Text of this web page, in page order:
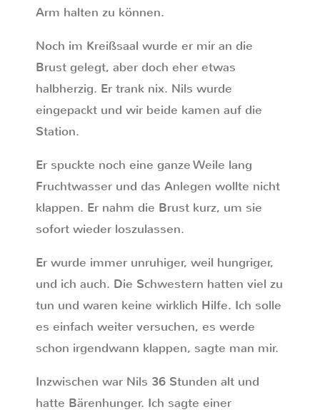
Arm halten zu können.
Noch im Kreißsaal wurde er mir an die
Brust gelegt, aber doch eher etwas
halbherzig. Er trank nix. Nils wurde
eingepackt und wir beide kamen auf die
Station.
Er spuckte noch eine ganze Weile lang
Fruchtwasser und das Anlegen wollte nicht
klappen. Er nahm die Brust kurz, um sie
sofort wieder loszulassen.
Er wurde immer unruhiger, weil hungriger,
und ich auch. Die Schwestern hatten viel zu
tun und waren keine wirklich Hilfe. Ich solle
es einfach weiter versuchen, es werde
schon irgendwann klappen, sagte man mir.
Inzwischen war Nils 36 Stunden alt und
hatte Bärenhunger. Ich sagte einer